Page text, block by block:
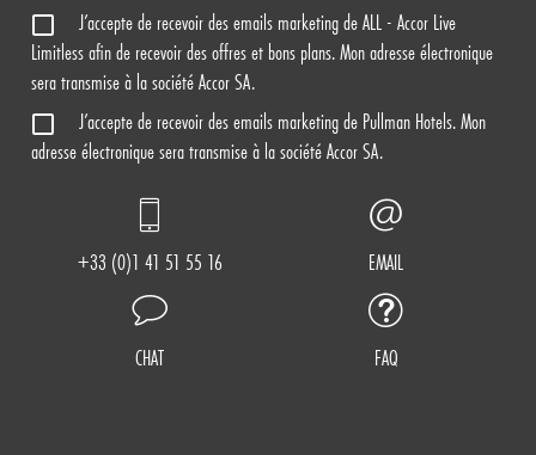
J’accepte de recevoir des emails marketing de ALL - Accor Live
Limitless afin de recevoir des offres et bons plans. Mon adresse électronique
sera transmise à la société Accor SA.
J’accepte de recevoir des emails marketing de Pullman Hotels. Mon
adresse électronique sera transmise à la société Accor SA.
+33 (0)1 41 51 55 16 EMAIL
CHAT FAQ